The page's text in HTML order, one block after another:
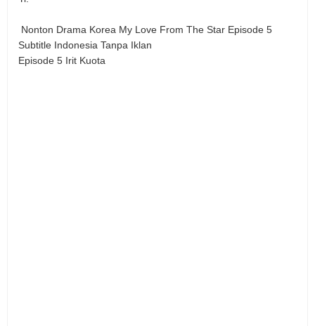
Nonton Drama Korea My Love From The Star Episode 5
Subtitle Indonesia Tanpa Iklan
Episode 5 Irit Kuota